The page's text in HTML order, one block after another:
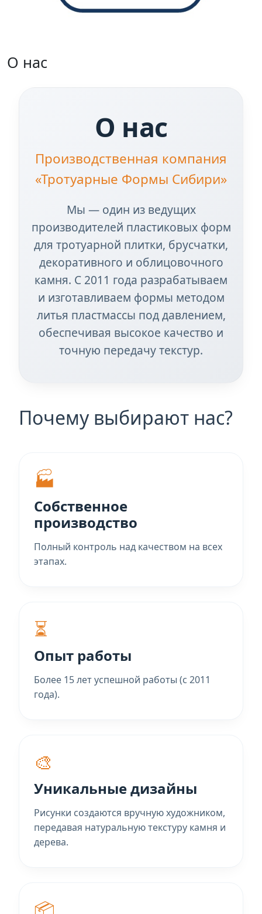
О нас
О нас
Производственная компания
«Тротуарные Формы Сибири»
Мы — один из ведущих
производителей пластиковых форм
для тротуарной плитки, брусчатки,
декоративного и облицовочного
камня. С 2011 года разрабатываем
и изготавливаем формы методом
литья пластмассы под давлением,
обеспечивая высокое качество и
точную передачу текстур.
Почему выбирают нас?
🏭
Собственное
производство
Полный контроль над качеством на всех
этапах.
⏳
Опыт работы
Более 15 лет успешной работы (с 2011
года).
🎨
Уникальные дизайны
Рисунки создаются вручную художником,
передавая натуральную текстуру камня и
дерева.